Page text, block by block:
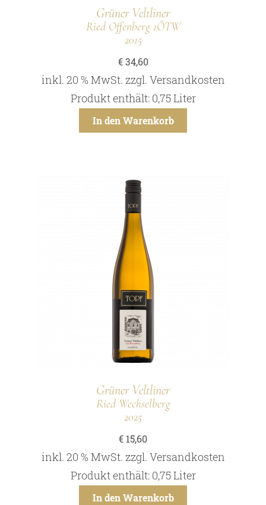
Grüner Veltliner
Ried Offenberg 1ÖTW
2015
€34,60
inkl. 20 % MwSt. zzgl. Versandkosten
Produkt enthält: 0,75Liter
In den Warenkorb
Grüner Veltliner
Ried Wechselberg
2025
€ 15,60
inkl. 20 % MwSt. zzgl. Versandkosten
Produkt enthält: 0,75Liter
In den Warenkorb